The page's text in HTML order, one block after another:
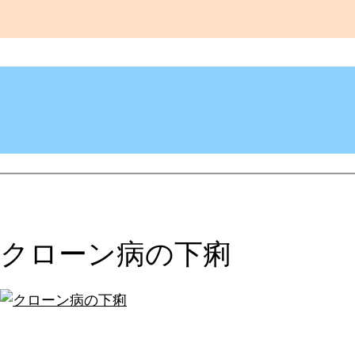
クローン病の下痢